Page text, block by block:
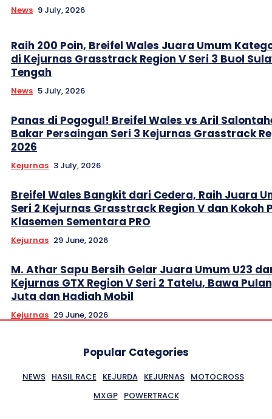
News 9 July, 2026
Raih 200 Poin, Breifel Wales Juara Umum
di Kejurnas Grasstrack Region V Seri 3 Buol
Tengah
News 5 July, 2026
Panas di Pogogul! Breifel Wales vs Aril
Bakar Persaingan Seri 3 Kejurnas Grasstrack
2026
Kejurnas 3 July, 2026
Breifel Wales Bangkit dari Cedera, Raih Juara
Seri 2 Kejurnas Grasstrack Region V dan Kokoh
Klasemen Sementara PRO
Kejurnas 29 June, 2026
M. Athar Sapu Bersih Gelar Juara Umum U23
Kejurnas GTX Region V Seri 2 Tatelu, Bawa
Juta dan Hadiah Mobil
Kejurnas 29 June, 2026
Popular Categories
NEWS HASIL RACE KEJURDA KEJURNAS
MOTOCROSS
MXGP
POWERTRACK